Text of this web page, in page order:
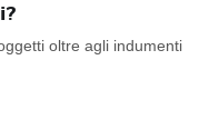
oltre agli indumenti